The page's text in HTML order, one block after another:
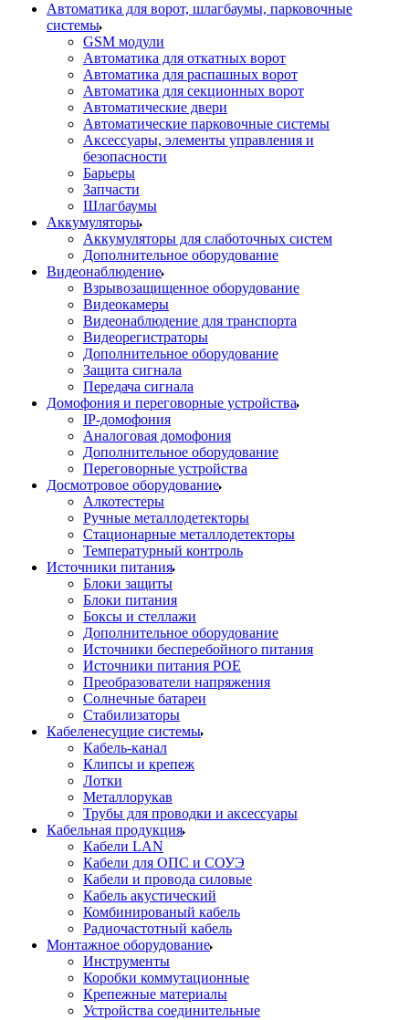
Автоматика для ворот, шлагбаумы, парковочные
системы
GSM модули
Автоматика для откатных ворот
Автоматика для распашных ворот
Автоматика для секционных ворот
Автоматические двери
Автоматические парковочные системы
Аксессуары, элементы управления и
безопасности
Барьеры
Запчасти
Шлагбаумы
Аккумуляторы
Аккумуляторы для слаботочных систем
Дополнительное оборудование
Видеонаблюдение
Взрывозащищенное оборудование
Видеокамеры
Видеонаблюдение для транспорта
Видеорегистраторы
Дополнительное оборудование
Защита сигнала
Передача сигнала
Домофония и переговорные устройства
IP-домофония
Аналоговая домофония
Дополнительное оборудование
Переговорные устройства
Досмотровое оборудование
Алкотестеры
Ручные металлодетекторы
Стационарные металлодетекторы
Температурный контроль
Источники питания
Блоки защиты
Блоки питания
Боксы и стеллажи
Дополнительное оборудование
Источники бесперебойного питания
Источники питания POE
Преобразователи напряжения
Солнечные батареи
Стабилизаторы
Кабеленесущие системы
Кабель-канал
Клипсы и крепеж
Лотки
Металлорукав
Трубы для проводки и аксессуары
Кабельная продукция
Кабели LAN
Кабели для ОПС и СОУЭ
Кабели и провода силовые
Кабель акустический
Комбинированый кабель
Радиочастотный кабель
Монтажное оборудование
Инструменты
Коробки коммутационные
Крепежные материалы
Устройства соединительные